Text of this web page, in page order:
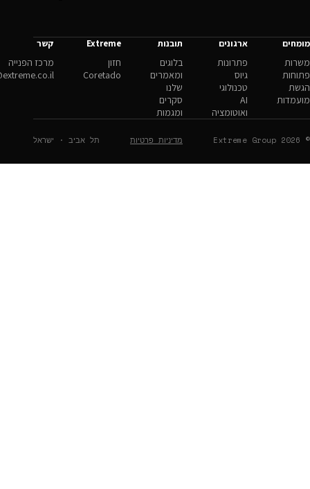
ארגונים
פתרונות
גיוס
טכנולוגי
AI
תובנות
בלוגים
ומאמרים
שלנו
סקרים
ומגמות
Extreme
חזון
Coretado
קשר
מרכז הפנייה
hello@extreme.co.il
מדיניות פרטיות תל אביב · ישראל